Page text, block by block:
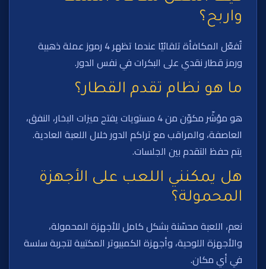
واربح؟
تُفعّل المكافأة تلقائيًا عندما تظهر 4 رموز عملة ذهبية
ورمز قطار نقدي على البكرات في نفس الدور.
ما هو نظام تقدم القطار؟
هو مؤشّر مكوّن من 4 مستويات يفتح ميزات البخار، النفق،
العاصفة، والمراقب مع تراكم الدور خلال اللعبة العادية.
يتم حفظ التقدم بين الجلسات.
هل يمكنني اللعب على الأجهزة
المحمولة؟
نعم، اللعبة محسّنة بشكل كامل للأجهزة المحمولة،
والأجهزة اللوحية، وأجهزة الكمبيوتر المكتبية لتجربة سلسة
في أي مكان.